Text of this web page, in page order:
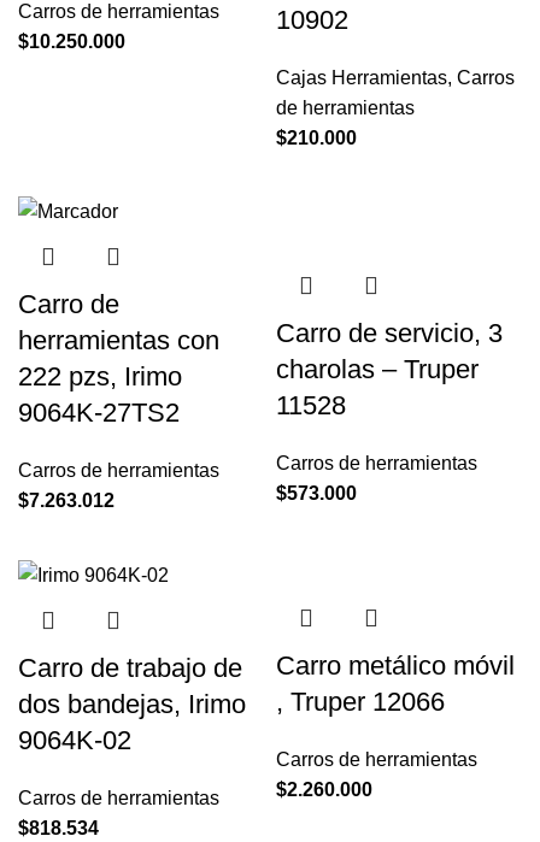
Carros de herramientas
$10.250.000
10902
Cajas Herramientas, Carros
de herramientas
$210.000
Carro de
herramientas con
222 pzs, Irimo
9064K-27TS2
Carros de herramientas
$7.263.012
Carro de servicio, 3
charolas – Truper
11528
Carros de herramientas
$573.000
Carro de trabajo de
dos bandejas, Irimo
9064K-02
Carros de herramientas
$818.534
Carro metálico móvil
, Truper 12066
Carros de herramientas
$2.260.000